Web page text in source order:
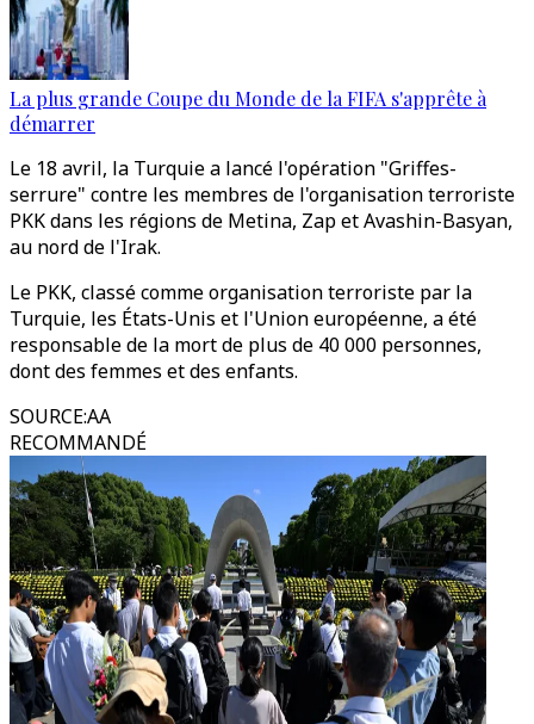
La plus grande Coupe du Monde de la FIFA s'apprête à
démarrer
Le 18 avril, la Turquie a lancé l'opération "Griffes-
serrure" contre les membres de l'organisation terroriste
PKK dans les régions de Metina, Zap et Avashin-Basyan,
au nord de l'Irak.
Le PKK, classé comme organisation terroriste par la
Turquie, les États-Unis et l'Union européenne, a été
responsable de la mort de plus de 40 000 personnes,
dont des femmes et des enfants.
SOURCE:AA
RECOMMANDÉ